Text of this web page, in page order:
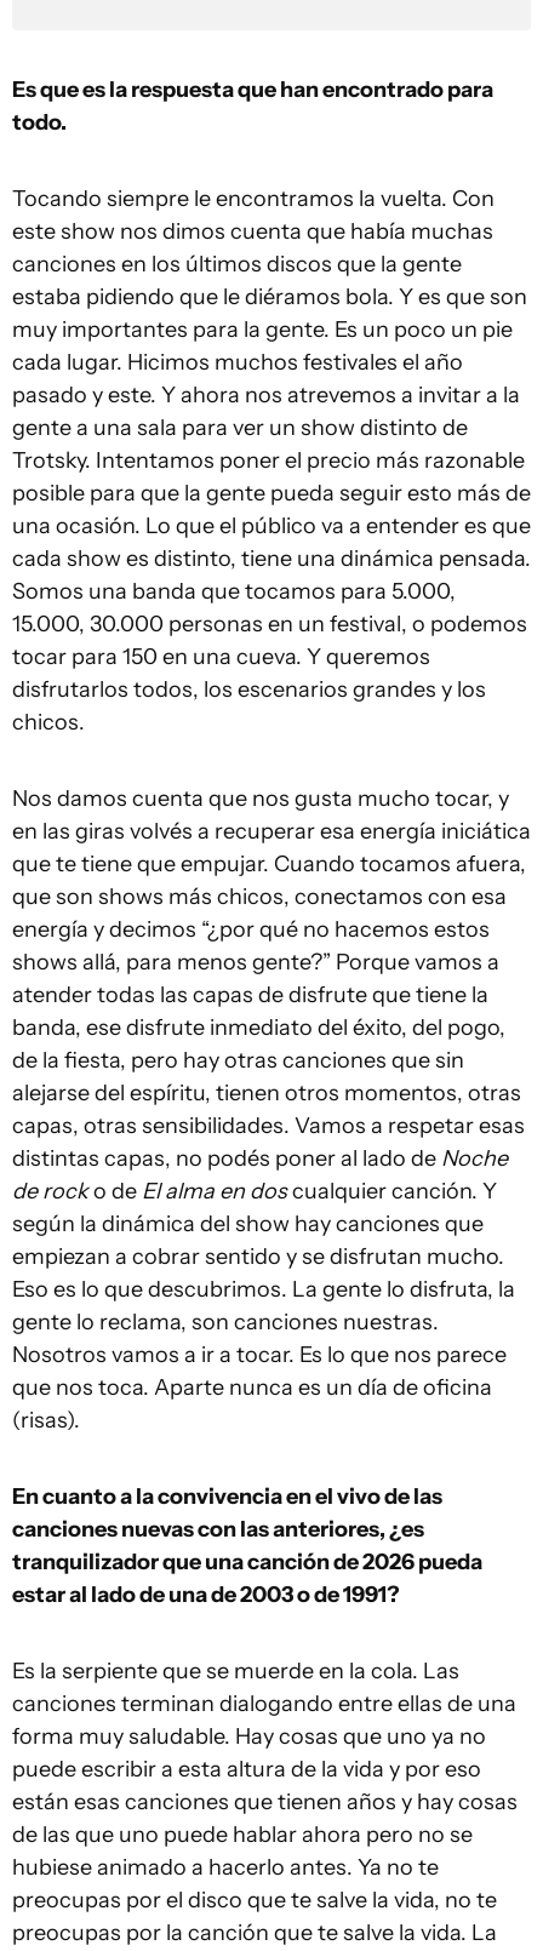
Es que es la respuesta que han encontrado para
todo.
Tocando siempre le encontramos la vuelta. Con
este show nos dimos cuenta que había muchas
canciones en los últimos discos que la gente
estaba pidiendo que le diéramos bola. Y es que son
muy importantes para la gente. Es un poco un pie
cada lugar. Hicimos muchos festivales el año
pasado y este. Y ahora nos atrevemos a invitar a la
gente a una sala para ver un show distinto de
Trotsky. Intentamos poner el precio más razonable
posible para que la gente pueda seguir esto más de
una ocasión. Lo que el público va a entender es que
cada show es distinto, tiene una dinámica pensada.
Somos una banda que tocamos para 5.000,
15.000, 30.000 personas en un festival, o podemos
tocar para 150 en una cueva. Y queremos
disfrutarlos todos, los escenarios grandes y los
chicos.
Nos damos cuenta que nos gusta mucho tocar, y
en las giras volvés a recuperar esa energía iniciática
que te tiene que empujar. Cuando tocamos afuera,
que son shows más chicos, conectamos con esa
energía y decimos “¿por qué no hacemos estos
shows allá, para menos gente?” Porque vamos a
atender todas las capas de disfrute que tiene la
banda, ese disfrute inmediato del éxito, del pogo,
de la fiesta, pero hay otras canciones que sin
alejarse del espíritu, tienen otros momentos, otras
capas, otras sensibilidades. Vamos a respetar esas
distintas capas, no podés poner al lado de Noche
de rocko de El alma en doscualquier canción. Y
según la dinámica del show hay canciones que
empiezan a cobrar sentido y se disfrutan mucho.
Eso es lo que descubrimos. La gente lo disfruta, la
gente lo reclama, son canciones nuestras.
Nosotros vamos a ir a tocar. Es lo que nos parece
que nos toca. Aparte nunca es un día de oficina
(risas).
En cuanto a la convivencia en el vivo de las
canciones nuevas con las anteriores, ¿es
tranquilizador que una canción de 2026 pueda
estar al lado de una de 2003 o de 1991?
Es la serpiente que se muerde en la cola. Las
canciones terminan dialogando entre ellas de una
forma muy saludable. Hay cosas que uno ya no
puede escribir a esta altura de la vida y por eso
están esas canciones que tienen años y hay cosas
de las que uno puede hablar ahora pero no se
hubiese animado a hacerlo antes. Ya no te
preocupas por el disco que te salve la vida, no te
preocupas por la canción que te salve la vida. La